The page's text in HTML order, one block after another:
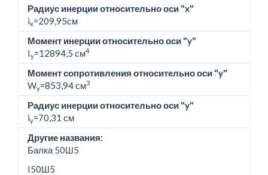
Радиус инерции относительно оси "x"
ix=209,95см
Момент инерции относительно оси "y"
Iy=12894,5 см4
Момент сопротивления относительно оси "y"
Wy=853,94 см3
Радиус инерции относительно оси "y"
iy=70,31 см
Другие названия:
Балка 50Ш5
I50Ш5